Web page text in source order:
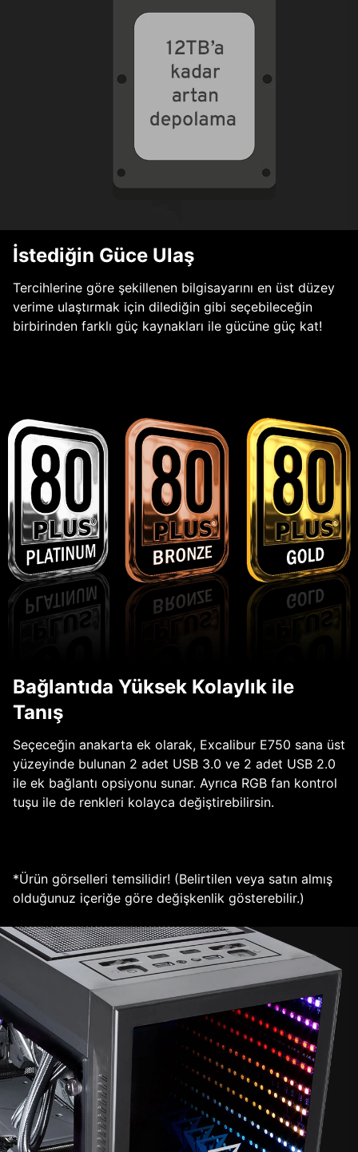
İstediğin Güce Ulaş
Tercihlerine göre şekillenen bilgisayarını en üst düzey
verime ulaştırmak için dilediğin gibi seçebileceğin
birbirinden farklı güç kaynakları ile gücüne güç kat!
Bağlantıda Yüksek Kolaylık ile
Tanış
Seçeceğin anakarta ek olarak, Excalibur E750 sana üst
yüzeyinde bulunan 2 adet USB 3.0 ve 2 adet USB 2.0
ile ek bağlantı opsiyonu sunar. Ayrıca RGB fan kontrol
tuşu ile de renkleri kolayca değiştirebilirsin.
*Ürün görselleri temsilidir! (Belirtilen veya satın almış
olduğunuz içeriğe göre değişkenlik gösterebilir.)